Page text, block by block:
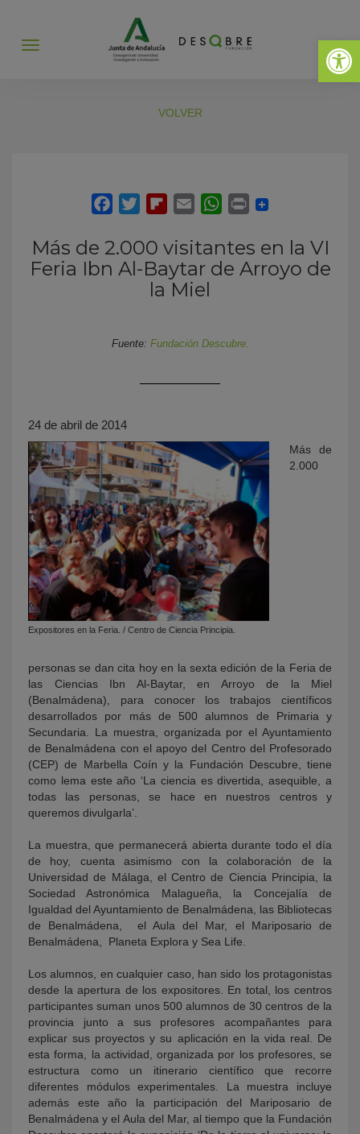
Abrir
Abrir
VOLVER
Más de 2.000 visitantes en la VI
Feria Ibn Al-Baytar de Arroyo de
la Miel
Fuente: Fundación Descubre.
24 de abril de 2014
Expositores en la Feria. / Centro de Ciencia Principia.
Más de
2.000
personas se dan cita hoy en la sexta edición de la Feria de
las Ciencias Ibn Al-Baytar, en Arroyo de la Miel
(Benalmádena), para conocer los trabajos científicos
desarrollados por más de 500 alumnos de Primaria y
Secundaria. La muestra, organizada por el Ayuntamiento
de Benalmádena con el apoyo del Centro del Profesorado
(CEP) de Marbella Coín y la Fundación Descubre, tiene
como lema este año ‘La ciencia es divertida, asequible, a
todas las personas, se hace en nuestros centros y
queremos divulgarla’.
La muestra, que permanecerá abierta durante todo el día
de hoy, cuenta asimismo con la colaboración de la
Universidad de Málaga, el Centro de Ciencia Principia, la
Sociedad Astronómica Malagueña, la Concejalía de
Igualdad del Ayuntamiento de Benalmádena, las Bibliotecas
de Benalmádena, el Aula del Mar, el Mariposario de
Benalmádena, Planeta Explora y Sea Life.
Los alumnos, en cualquier caso, han sido los protagonistas
desde la apertura de los expositores. En total, los centros
participantes suman unos 500 alumnos de 30 centros de la
provincia junto a sus profesores acompañantes para
explicar sus proyectos y su aplicación en la vida real. De
esta forma, la actividad, organizada por los profesores, se
estructura como un itinerario científico que recorre
diferentes módulos experimentales. La muestra incluye
además este año la participación del Mariposario de
Benalmádena y el Aula del Mar, al tiempo que la Fundación